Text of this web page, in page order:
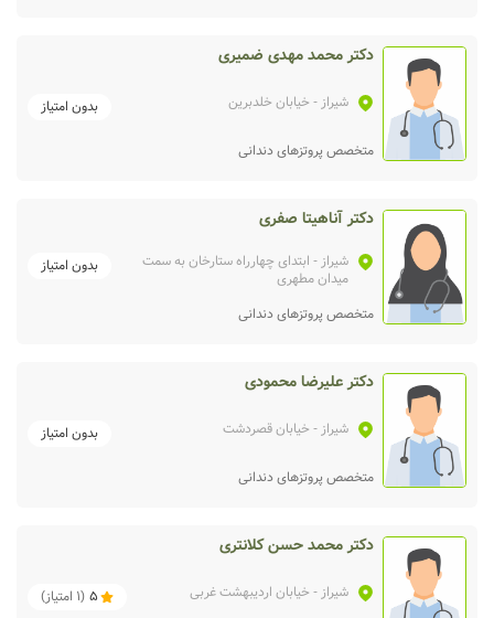
دکتر محمد مهدی ضمیری
شیراز - خیابان خلدبرین بدون امتیاز
متخصص پروتزهای دندانی
دکتر آناهیتا صفری
شیراز - ابتدای چهارراه ستارخان به سمت
میدان مطهری
بدون امتیاز
متخصص پروتزهای دندانی
دکتر علیرضا محمودی
شیراز - خیابان قصردشت بدون امتیاز
متخصص پروتزهای دندانی
دکتر محمد حسن کلانتری
شیراز - خیابان اردیبهشت غربی 5
(
1 امتیاز)